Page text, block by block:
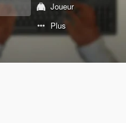
Joueur
Plus